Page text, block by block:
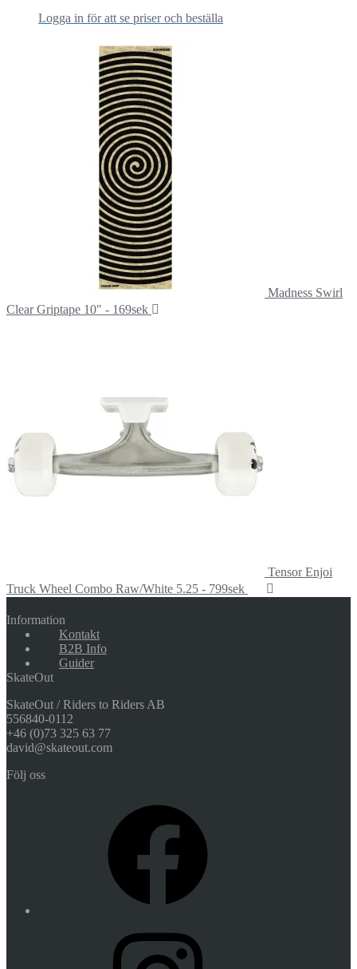
Logga in för att se priser och beställa
Madness Swirl
Clear Griptape 10" - 169sek
Tensor Enjoi
Truck Wheel Combo Raw/White 5.25 - 799sek
Information
Kontakt
B2B Info
Guider
SkateOut
SkateOut / Riders to Riders AB
556840-0112
+46 (0)73 325 63 77
david@skateout.com
Följ oss